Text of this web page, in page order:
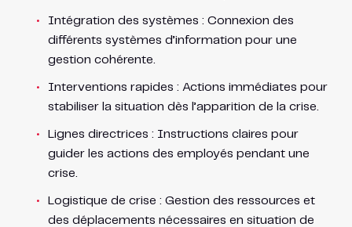
Intégration des systèmes : Connexion des
différents systèmes d’information pour une
gestion cohérente.
Interventions rapides : Actions immédiates pour
stabiliser la situation dès l’apparition de la crise.
Lignes directrices : Instructions claires pour
guider les actions des employés pendant une
crise.
Logistique de crise : Gestion des ressources et
des déplacements nécessaires en situation de